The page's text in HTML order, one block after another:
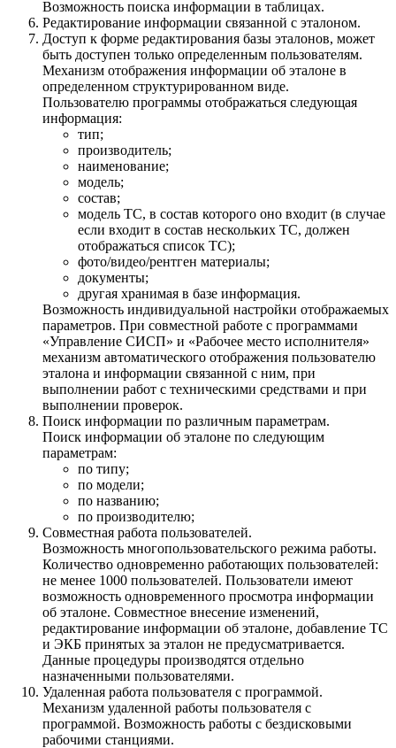
Возможность поиска информации в таблицах.
Редактирование информации связанной с эталоном.
Доступ к форме редактирования базы эталонов, может
быть доступен только определенным пользователям.
Механизм отображения информации об эталоне в
определенном структурированном виде.
Пользователю программы отображаться следующая
информация:
тип;
производитель;
наименование;
модель;
состав;
модель ТС, в состав которого оно входит (в случае
если входит в состав нескольких ТС, должен
отображаться список ТС);
фото/видео/рентген материалы;
документы;
другая хранимая в базе информация.
Возможность индивидуальной настройки отображаемых
параметров. При совместной работе с программами
«Управление СИСП» и «Рабочее место исполнителя»
механизм автоматического отображения пользователю
эталона и информации связанной с ним, при
выполнении работ с техническими средствами и при
выполнении проверок.
Поиск информации по различным параметрам.
Поиск информации об эталоне по следующим
параметрам:
по типу;
по модели;
по названию;
по производителю;
Совместная работа пользователей.
Возможность многопользовательского режима работы.
Количество одновременно работающих пользователей:
не менее 1000 пользователей. Пользователи имеют
возможность одновременного просмотра информации
об эталоне. Совместное внесение изменений,
редактирование информации об эталоне, добавление ТС
и ЭКБ принятых за эталон не предусматривается.
Данные процедуры производятся отдельно
назначенными пользователями.
Удаленная работа пользователя с программой.
Механизм удаленной работы пользователя с
программой. Возможность работы с бездисковыми
рабочими станциями.